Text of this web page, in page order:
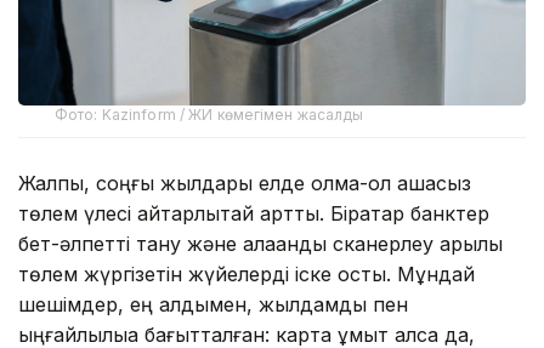
Фото: Kazinform / ЖИ көмегімен жасалды
Жалпы, соңғы жылдары елде қолма-қол ақшасыз
төлем үлесі айтарлықтай артты. Бірқатар банктер
бет-әлпетті тану және алақанды сканерлеу арқылы
төлем жүргізетін жүйелерді іске қосты. Мұндай
шешімдер, ең алдымен, жылдамдық пен
ыңғайлылыққа бағытталған: карта ұмыт қалса да,